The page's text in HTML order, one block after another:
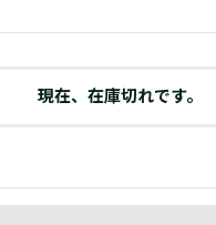
現在、在庫切れです。